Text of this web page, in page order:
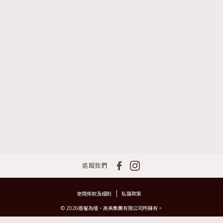
追蹤我們
© 2026版權為嚐‧高美集團有限公司所擁有。
使用條款及細則 私隱政策